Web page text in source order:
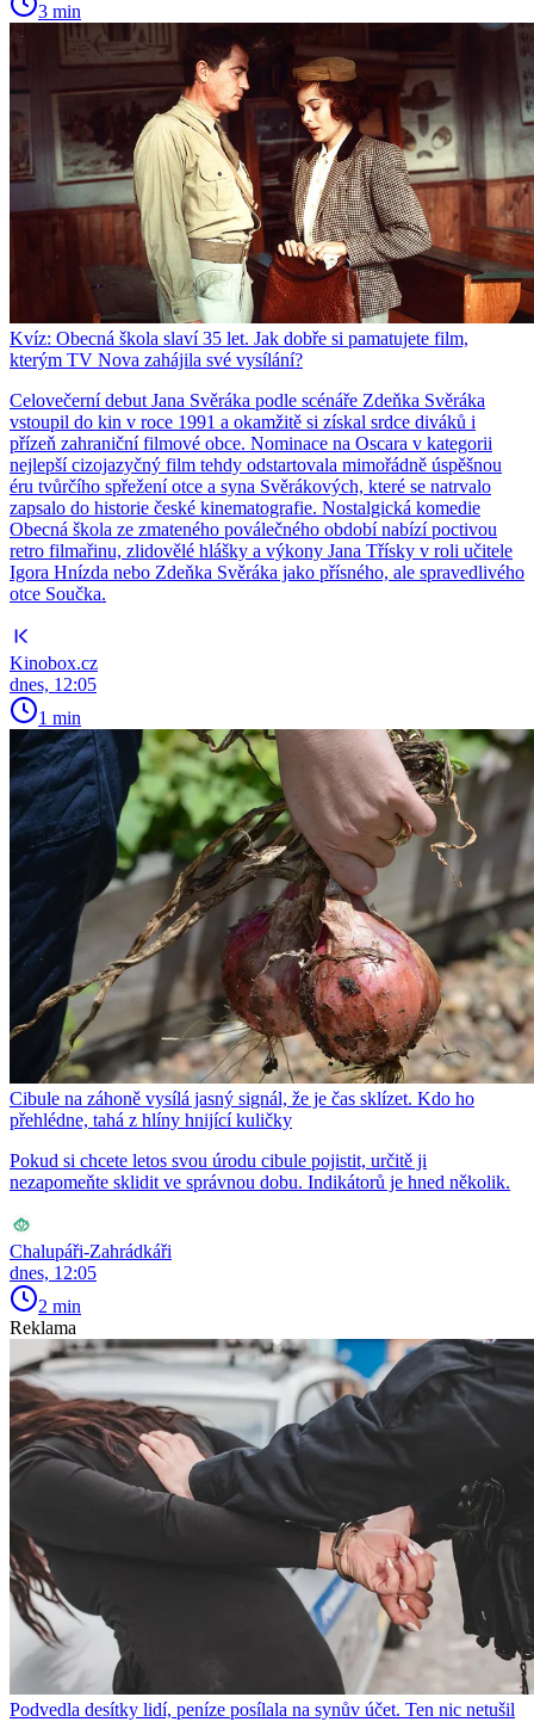
3 min
Kvíz: Obecná škola slaví 35 let. Jak dobře si pamatujete film,
kterým TV Nova zahájila své vysílání?
Celovečerní debut Jana Svěráka podle scénáře Zdeňka Svěráka
vstoupil do kin v roce 1991 a okamžitě si získal srdce diváků i
přízeň zahraniční filmové obce. Nominace na Oscara v kategorii
nejlepší cizojazyčný film tehdy odstartovala mimořádně úspěšnou
éru tvůrčího spřežení otce a syna Svěrákových, které se natrvalo
zapsalo do historie české kinematografie. Nostalgická komedie
Obecná škola ze zmateného poválečného období nabízí poctivou
retro filmařinu, zlidovělé hlášky a výkony Jana Třísky v roli učitele
Igora Hnízda nebo Zdeňka Svěráka jako přísného, ale spravedlivého
otce Součka.
Kinobox.cz
dnes, 12:05
1 min
Cibule na záhoně vysílá jasný signál, že je čas sklízet. Kdo ho
přehlédne, tahá z hlíny hnijící kuličky
Pokud si chcete letos svou úrodu cibule pojistit, určitě ji
nezapomeňte sklidit ve správnou dobu. Indikátorů je hned několik.
Chalupáři-Zahrádkáři
dnes, 12:05
2 min
Reklama
Podvedla desítky lidí, peníze posílala na synův účet. Ten nic netušil